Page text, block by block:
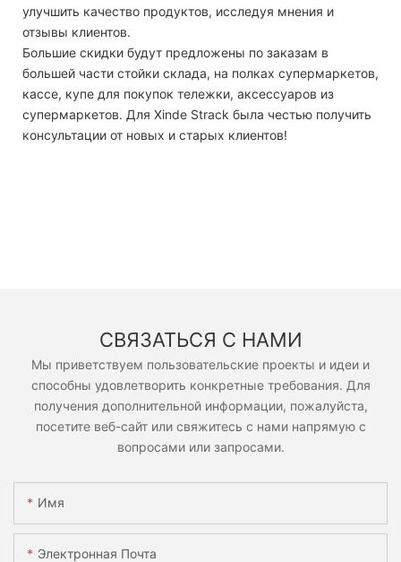
улучшить качество продуктов, исследуя мнения и
отзывы клиентов.
Большие скидки будут предложены по заказам в
большей части стойки склада, на полках супермаркетов,
кассе, купе для покупок тележки, аксессуаров из
супермаркетов. Для Xinde Strack была честью получить
консультации от новых и старых клиентов!
СВЯЗАТЬСЯ С НАМИ
Мы приветствуем пользовательские проекты и идеи и
способны удовлетворить конкретные требования. Для
получения дополнительной информации, пожалуйста,
посетите веб-сайт или свяжитесь с нами напрямую с
вопросами или запросами.
Имя
Электронная Почта